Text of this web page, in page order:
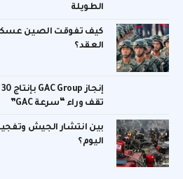
الطويلة
كيف تفوقت الصين
العقد؟
تقف وراء “سرعة GAC”
بين انتشار الجيش
اليوم؟